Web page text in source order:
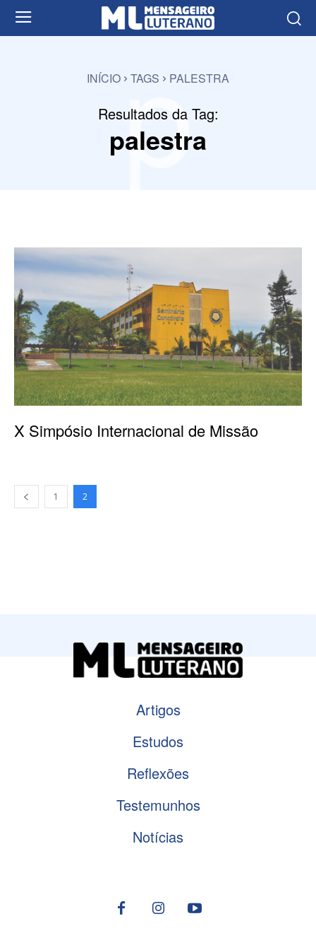
INÍCIO TAGS PALESTRA
Resultados da Tag:
palestra
p
X Simpósio Internacional de Missão
1 2
Artigos
Estudos
Reflexões
Testemunhos
Notícias